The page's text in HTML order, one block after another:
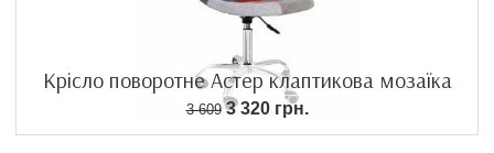
Крісло поворотне Астер клаптикова мозаїка
3 6093 320 грн.